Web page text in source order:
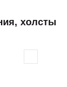
холсты